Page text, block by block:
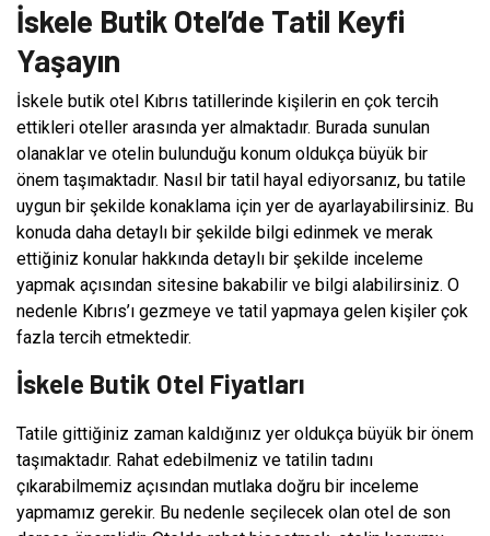
İskele Butik Otel’de Tatil Keyfi
Yaşayın
İskele butik otel Kıbrıs tatillerinde kişilerin en çok tercih
ettikleri oteller arasında yer almaktadır. Burada sunulan
olanaklar ve otelin bulunduğu konum oldukça büyük bir
önem taşımaktadır. Nasıl bir tatil hayal ediyorsanız, bu tatile
uygun bir şekilde konaklama için yer de ayarlayabilirsiniz. Bu
konuda daha detaylı bir şekilde bilgi edinmek ve merak
ettiğiniz konular hakkında detaylı bir şekilde inceleme
yapmak açısından sitesine bakabilir ve bilgi alabilirsiniz. O
nedenle Kıbrıs’ı gezmeye ve tatil yapmaya gelen kişiler çok
fazla tercih etmektedir.
İskele Butik Otel Fiyatları
Tatile gittiğiniz zaman kaldığınız yer oldukça büyük bir önem
taşımaktadır. Rahat edebilmeniz ve tatilin tadını
çıkarabilmemiz açısından mutlaka doğru bir inceleme
yapmamız gerekir. Bu nedenle seçilecek olan otel de son